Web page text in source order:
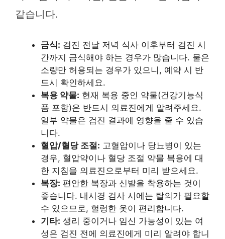
같습니다.
금식: 검진 전날 저녁 식사 이후부터 검진 시
간까지 금식해야 하는 경우가 많습니다. 물은
소량만 허용되는 경우가 있으니, 예약 시 반
드시 확인하세요.
복용 약물: 현재 복용 중인 약물(건강기능식
품 포함)은 반드시 의료진에게 알려주세요.
일부 약물은 검진 결과에 영향을 줄 수 있습
니다.
혈압/혈당 조절: 고혈압이나 당뇨병이 있는
경우, 혈압약이나 혈당 조절 약물 복용에 대
한 지침을 의료진으로부터 미리 받으세요.
복장: 편안한 복장과 신발을 착용하는 것이
좋습니다. 내시경 검사 시에는 탈의가 필요할
수 있으므로, 헐렁한 옷이 편리합니다.
기타: 생리 중이거나 임신 가능성이 있는 여
성은 검진 전에 의료진에게 미리 알려야 합니